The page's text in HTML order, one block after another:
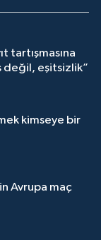
tartışmasına
değil, eşitsizlik”
kimseye bir
Avrupa maç